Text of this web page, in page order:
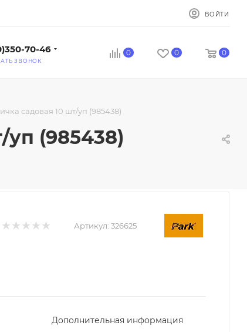
ВОЙТИ
70-46
ЗВОНОК
0 0 0
садовая 10 шт/уп (985438)
уп (985438)
Артикул: 326625
Дополнительная информация